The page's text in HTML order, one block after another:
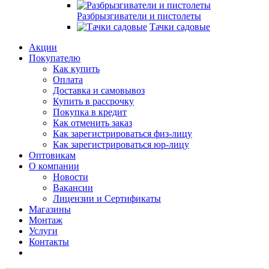
Разбрызгиватели и пистолеты
Тачки садовые
Акции
Покупателю
Как купить
Оплата
Доставка и самовывоз
Купить в рассрочку
Покупка в кредит
Как отменить заказ
Как зарегистрироваться физ-лицу
Как зарегистрироваться юр-лицу
Оптовикам
О компании
Новости
Вакансии
Лицензии и Сертификаты
Магазины
Монтаж
Услуги
Контакты